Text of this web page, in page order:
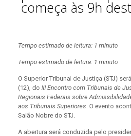
começa às 9h
Tempo estimado de leitura: 1 minuto
Tempo estimado de leitura: 1 minuto
O Superior Tribunal de Justiça (STJ)
(12), do III Encontro com Tribunais de
Regionais Federais sobre
aos Tribunais Superiores. O evento
Salão Nobre do STJ.
A abertura será conduzida pelo